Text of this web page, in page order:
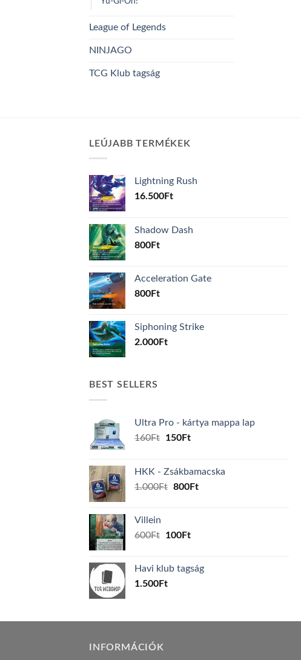
League of Legends
NINJAGO
TCG Klub tagság
LEÚJABB TERMÉKEK
Lightning Rush
16.500Ft
Shadow Dash
800Ft
Acceleration Gate
800Ft
Siphoning Strike
2.000Ft
BEST SELLERS
Ultra Pro - kártya mappa lap
160Ft
Original
160Ft.
150FtCurrent
150Ft.
HKK - Zsákbamacska
1.000Ft Original
800FtCurrent
Villein
600Ft
Original
600Ft.
100FtCurrent
100Ft.
Havi klub tagság
1.500Ft
INFORMÁCIÓK